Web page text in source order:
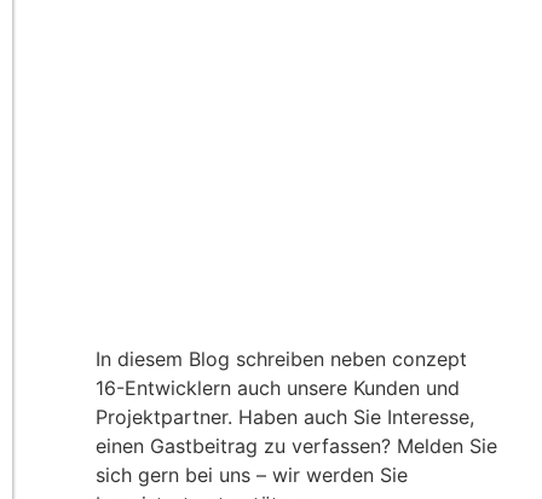
In diesem Blog schreiben neben conzept
16-Entwicklern auch unsere Kunden und
Projektpartner. Haben auch Sie Interesse,
einen Gastbeitrag zu verfassen? Melden Sie
sich gern bei uns – wir werden Sie